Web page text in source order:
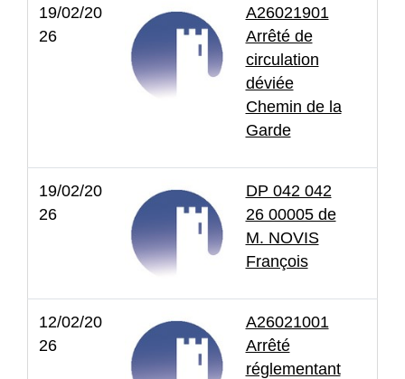
19/02/20
26
A26021901
Arrêté de
circulation
déviée
Chemin de la
Garde
19/02/20
26
DP 042 042
26 00005 de
M. NOVIS
François
12/02/20
26
A26021001
Arrêté
réglementant